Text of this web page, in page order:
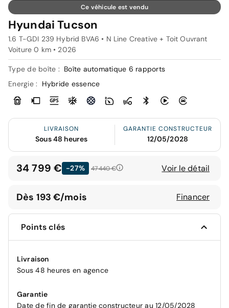
Ce véhicule est vendu
Hyundai Tucson
1.6 T-GDI 239 Hybrid BVA6 • N Line Creative + Toit Ouvrant
Voiture 0 km • 2026
Type de boîte : Boîte automatique 6 rapports
Energie :
Hybride essence
LIVRAISON
Sous 48 heures
GARANTIE CONSTRUCTEUR
12/05/2028
34 799 € -27% 47 440 € Voir le détail
Dès 193 €/mois Financer
Points clés
Livraison
Sous 48 heures en agence
Garantie
Date de fin de garantie constructeur au 12/05/2028